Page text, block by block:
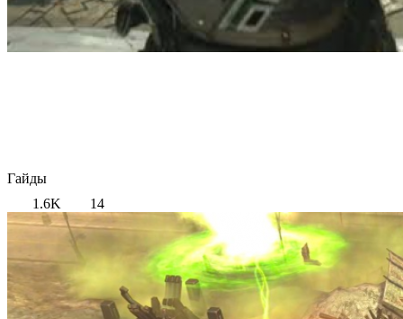
Гайды
1.6K
14